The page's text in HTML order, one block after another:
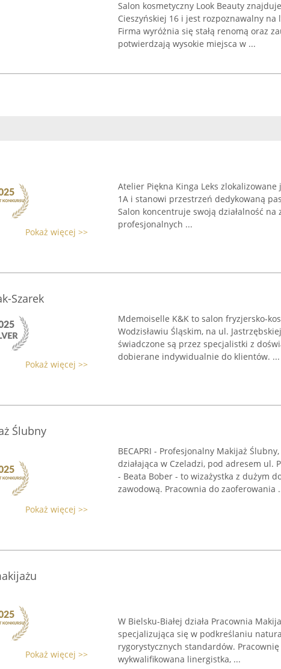
Salon kosmetyczny Look Beauty
Cieszyńskiej 16 i jest rozpoznawalny na
Firma wyróżnia się stałą renomą oraz
potwierdzają wysokie miejsca w ...
Pokaż więcej >>
Atelier Piękna Kinga Leks
1A i stanowi przestrzeń dedykowaną
Salon koncentruje swoją działalność
profesjonalnych ...
Szarek
Pokaż więcej >>
Mdemoiselle K&K to salon fryzjersko-
Wodzisławiu Śląskim, na ul.
świadczone są przez specjalistki z
dobierane indywidualnie do klientów. ...
Ślubny
Pokaż więcej >>
BECAPRI - Profesjonalny Makijaż
działająca w Czeladzi, pod adresem ul.
- Beata Bober - to wizażystka z dużym
zawodową. Pracownia do zaoferowania
Pokaż więcej >>
W Bielsku-Białej działa Pracownia
specjalizująca się w podkreślaniu
rygorystycznych standardów.
wykwalifikowana linergistka, ...